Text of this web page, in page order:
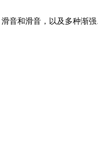
音和滑音，以及多种渐